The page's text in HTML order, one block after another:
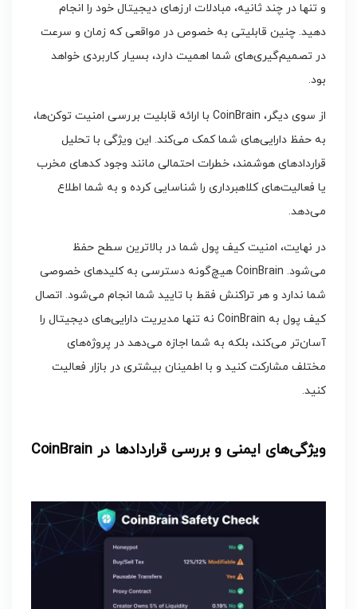
و تنها در چند ثانیه، مبادلات ارزهای دیجیتال خود را انجام
دهید. چنین قابلیتی به خصوص در مواقعی که زمان و سرعت
در تصمیم‌گیری‌های شما اهمیت دارد، بسیار کاربردی خواهد
بود.
از سوی دیگر، CoinBrain با ارائه قابلیت بررسی امنیت توکن‌ها،
به حفظ دارایی‌های شما کمک می‌کند. این ویژگی با تحلیل
قراردادهای هوشمند، خطرات احتمالی مانند وجود کدهای مخرب
یا فعالیت‌های کلاهبرداری را شناسایی کرده و به شما اطلاع
می‌دهد.
در نهایت، امنیت کیف پول شما در بالاترین سطح حفظ
می‌شود. CoinBrain هیچ‌گونه دسترسی به کلیدهای خصوصی
شما ندارد و هر تراکنش فقط با تایید شما انجام می‌شود. اتصال
کیف پول به CoinBrain نه تنها مدیریت دارایی‌های دیجیتال را
آسان‌تر می‌کند، بلکه به شما اجازه می‌دهد در پروژه‌های
مختلف مشارکت کنید و با اطمینان بیشتری در بازار فعالیت
کنید.
ویژگی‌های ایمنی و بررسی قراردادها در CoinBrain